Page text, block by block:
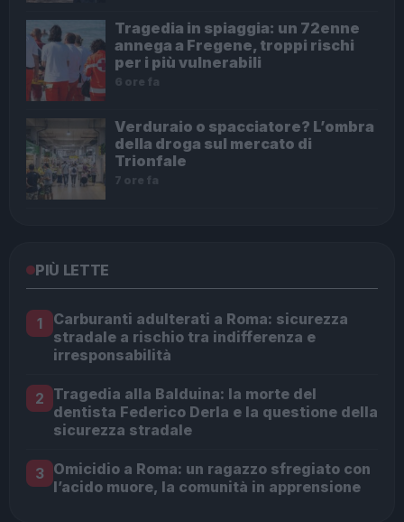
Tragedia in spiaggia: un 72enne
annega a Fregene, troppi rischi
per i più vulnerabili
6 ore fa
Verduraio o spacciatore? L’ombra
della droga sul mercato di
Trionfale
7 ore fa
PIÙ LETTE
1
Carburanti adulterati a Roma: sicurezza
stradale a rischio tra indifferenza e
irresponsabilità
2 Tragedia alla Balduina: la morte del
dentista Federico Derla e la questione della
sicurezza stradale
3 Omicidio a Roma: un ragazzo sfregiato con
l’acido muore, la comunità in apprensione